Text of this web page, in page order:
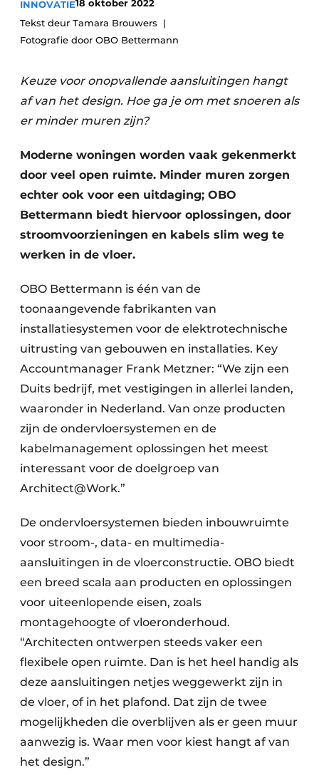
INNOVATIE18 oktober 2022
Tekst deur Tamara Brouwers
Fotografie door OBO Bettermann
Keuze voor onopvallende aansluitingen hangt
af van het design. Hoe ga je om met snoeren als
er minder muren zijn?
Moderne woningen worden vaak gekenmerkt
door veel open ruimte. Minder muren zorgen
echter ook voor een uitdaging; OBO
Bettermann biedt hiervoor oplossingen, door
stroomvoorzieningen en kabels slim weg te
werken in de vloer.
OBO Bettermann is één van de
toonaangevende fabrikanten van
installatiesystemen voor de elektrotechnische
uitrusting van gebouwen en installaties. Key
Accountmanager Frank Metzner: “We zijn een
Duits bedrijf, met vestigingen in allerlei landen,
waaronder in Nederland. Van onze producten
zijn de ondervloersystemen en de
kabelmanagement oplossingen het meest
interessant voor de doelgroep van
Architect@Work.”
De ondervloersystemen bieden inbouwruimte
voor stroom-, data- en multimedia-
aansluitingen in de vloerconstructie. OBO biedt
een breed scala aan producten en oplossingen
voor uiteenlopende eisen, zoals
montagehoogte of vloeronderhoud.
“Architecten ontwerpen steeds vaker een
flexibele open ruimte. Dan is het heel handig als
deze aansluitingen netjes weggewerkt zijn in
de vloer, of in het plafond. Dat zijn de twee
mogelijkheden die overblijven als er geen muur
aanwezig is. Waar men voor kiest hangt af van
het design.”